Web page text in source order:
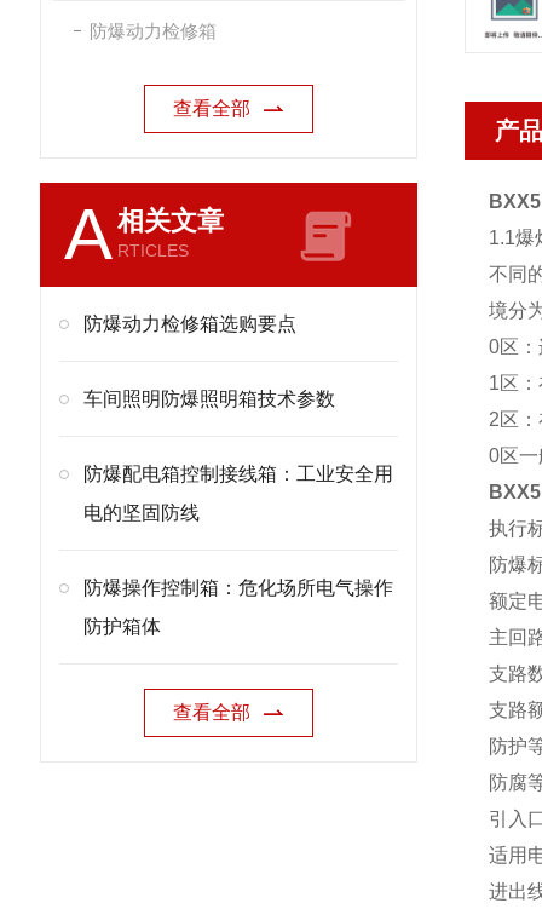
防爆动力检修箱
查看全部
A相关文章
RTICLES
防爆动力检修箱选购要点
车间照明防爆照明箱技术参数
防爆配电箱控制接线箱：工业安全用
电的坚固防线
防爆操作控制箱：危化场所电气操作
防护箱体
查看全部
产
1.1爆
不同
境分
0区
1区
2区
0区
执行
防爆
额定
主回
支路
支路
防护
防腐
引入
适用
进出